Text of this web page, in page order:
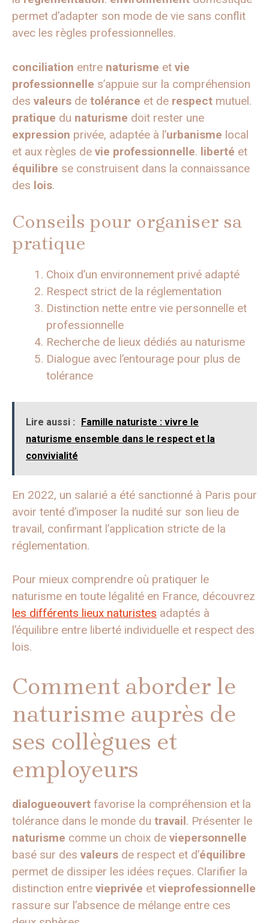
permet d’adapter son mode de vie sans conflit
avec les règles professionnelles.
conciliation entre naturisme et vie
professionnelle s’appuie sur la compréhension
des valeurs de tolérance et de respect mutuel.
pratique du naturisme doit rester une
expression privée, adaptée à l’urbanisme local
et aux règles de vie professionnelle. liberté et
équilibre se construisent dans la connaissance
des lois.
Conseils pour organiser sa
pratique
Choix d’un environnement privé adapté
Respect strict de la réglementation
Distinction nette entre vie personnelle et
professionnelle
Recherche de lieux dédiés au naturisme
Dialogue avec l’entourage pour plus de
tolérance
Lire aussi :
Famille naturiste : vivre le
naturisme ensemble dans le respect et la
convivialité
En 2022, un salarié a été sanctionné à Paris pour
avoir tenté d’imposer la nudité sur son lieu de
travail, confirmant l’application stricte de la
réglementation.
Pour mieux comprendre où pratiquer le
naturisme en toute légalité en France, découvrez
les différents lieux naturistes adaptés à
l’équilibre entre liberté individuelle et respect des
lois.
Comment aborder le
naturisme auprès de
ses collègues et
employeurs
dialogueouvert favorise la compréhension et la
tolérance dans le monde du travail. Présenter le
naturisme comme un choix de viepersonnelle
basé sur des valeurs de respect et d’équilibre
permet de dissiper les idées reçues. Clarifier la
distinction entre vieprivée et vieprofessionnelle
rassure sur l’absence de mélange entre ces